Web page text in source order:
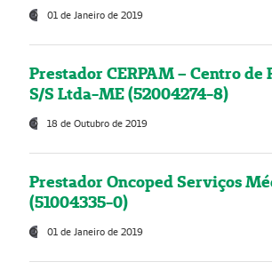
01 de Janeiro de 2019
Prestador CERPAM – Centro de
S/S Ltda-ME (52004274-8)
18 de Outubro de 2019
Prestador Oncoped Serviços
(51004335-0)
01 de Janeiro de 2019